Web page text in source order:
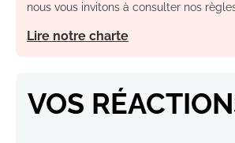
nous vous invitons à consulter nos
Lire notre charte
VOS